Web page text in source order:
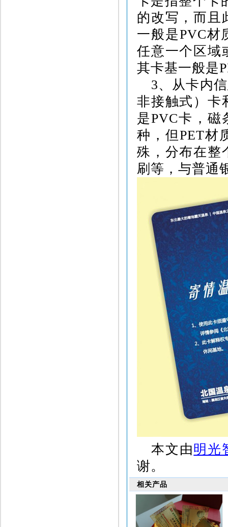
的改写，而且
一般是PVC材
任意一个区域
其卡基一般是
3、从卡内
非接触式）卡
是PVC卡，磁
种，但PET材
殊，分布在整
刷等，与普通
本文由明光
谢。
相关产品